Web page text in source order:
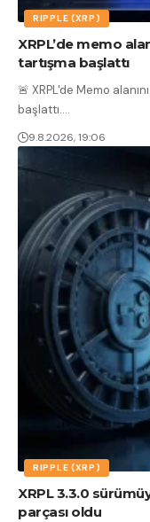
RIPPLE (XRP)
XRPL’de memo
tartışma başlattı
🚨 XRPL'de Memo
başlattı.…
9.8.2026, 19:06
RIPPLE (XRP)
XRPL 3.3.0
parçası oldu